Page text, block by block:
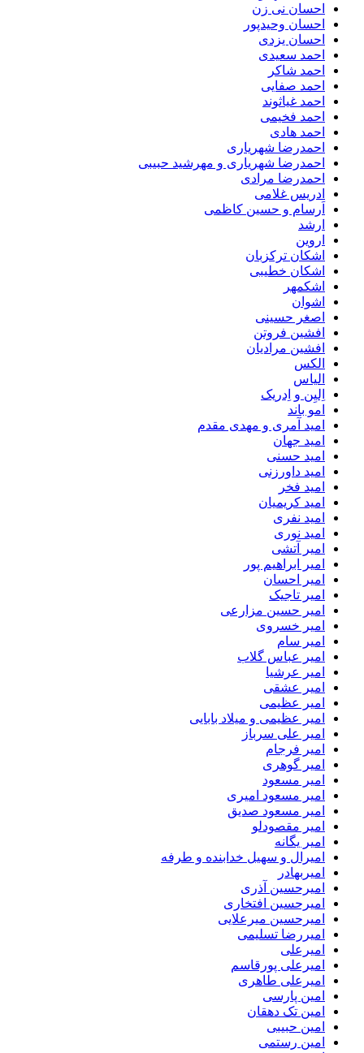
احسان نی زن
احسان وحیدپور
احسان یزدی
احمد سعیدی
احمد شاکر
احمد صفایی
احمد غیاثوند
احمد فخیمی
احمد هادی
احمدرضا شهریاری
احمدرضا شهریاری و مهرشید حبیبی
احمدرضا مرادی
ادریس غلامی
اَرسام و حسین کاظمی
ارشد
اروین
اشکان ترکزبان
اشکان خطیبی
اشکمهر
اشوان
اصغر حسینی
افشین فروتن
افشین مرادیان
الکس
الیاس
اِلیِن و اِدریک
امو باند
امید آمری و مهدی مقدم
امید جهان
امید حسنی
امید داورزنی
امید فخر
امید کریمیان
امید نفری
امید نوری
امیر آتشی
امیر ابراهیم پور
امیر احسان
امیر تاجیک
امیر حسین مزارعی
امیر خسروی
امیر سام
امیر عباس گلاب
امیر عرشیا
امیر عشقی
امیر عظیمی
امیر عظیمی و میلاد بابایی
امیر علی سرباز
امیر فرجام
امیر گوهری
امیر مسعود
امیر مسعود امیری
امیر مسعود صدیق
امیر مقصودلو
امیر یگانه
امیرال و سهیل خدابنده و طرفه
امیربهادر
امیرحسین آذری
امیرحسین افتخاری
امیرحسین میرعلایی
امیررضا تسلیمی
امیرعلی
امیرعلی پورقاسم
امیرعلی طاهری
امین پارسی
امین تک دهقان
امین حبیبی
امین رستمی